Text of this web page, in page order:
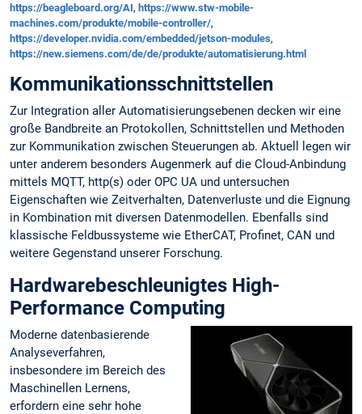
https://beagleboard.org/AI, https://www.stw-mobile-
machines.com/produkte/mobile-controller/,
https://developer.nvidia.com/embedded/jetson-modules,
https://new.siemens.com/de/de/produkte/automatisierung.html
Kommunikationsschnittstellen
Zur Integration aller Automatisierungsebenen decken wir eine
große Bandbreite an Protokollen, Schnittstellen und Methoden
zur Kommunikation zwischen Steuerungen ab. Aktuell legen wir
unter anderem besonders Augenmerk auf die Cloud-Anbindung
mittels MQTT, http(s) oder OPC UA und untersuchen
Eigenschaften wie Zeitverhalten, Datenverluste und die Eignung
in Kombination mit diversen Datenmodellen. Ebenfalls sind
klassische Feldbussysteme wie EtherCAT, Profinet, CAN und
weitere Gegenstand unserer Forschung.
Hardwarebeschleunigtes High-
Performance Computing
Moderne datenbasierende
Analyseverfahren,
insbesondere im Bereich des
Maschinellen Lernens,
erfordern eine sehr hohe